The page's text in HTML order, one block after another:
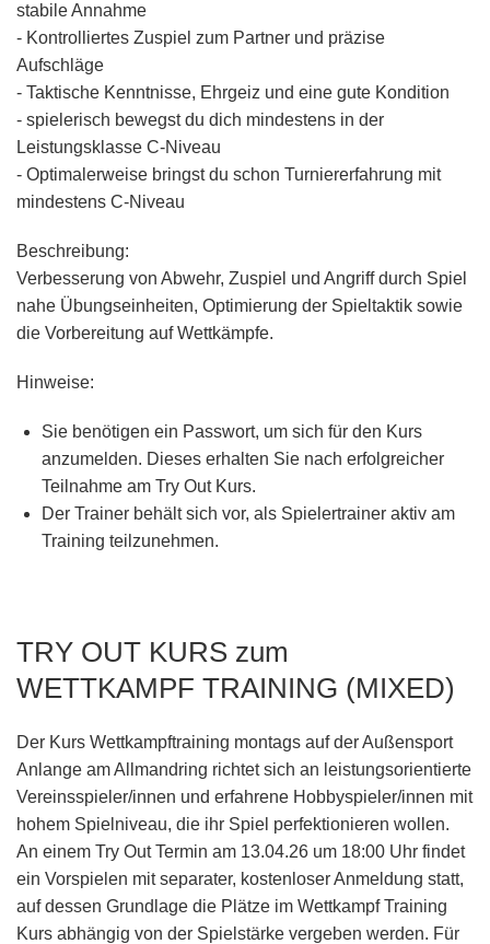
stabile Annahme
- Kontrolliertes Zuspiel zum Partner und präzise
Aufschläge
- Taktische Kenntnisse, Ehrgeiz und eine gute Kondition
- spielerisch bewegst du dich mindestens in der
Leistungsklasse C-Niveau
- Optimalerweise bringst du schon Turniererfahrung mit
mindestens C-Niveau
Beschreibung:
Verbesserung von Abwehr, Zuspiel und Angriff durch Spiel
nahe Übungseinheiten, Optimierung der Spieltaktik sowie
die Vorbereitung auf Wettkämpfe.
Hinweise:
Sie benötigen ein Passwort, um sich für den Kurs
anzumelden. Dieses erhalten Sie nach erfolgreicher
Teilnahme am Try Out Kurs.
Der Trainer behält sich vor, als Spielertrainer aktiv am
Training teilzunehmen.
TRY OUT KURS zum
WETTKAMPF TRAINING (MIXED)
Der Kurs Wettkampftraining montags auf der Außensport
Anlange am Allmandring richtet sich an leistungsorientierte
Vereinsspieler/innen und erfahrene Hobbyspieler/innen mit
hohem Spielniveau, die ihr Spiel perfektionieren wollen.
An einem Try Out Termin am 13.04.26 um 18:00 Uhr findet
ein Vorspielen mit separater, kostenloser Anmeldung statt,
auf dessen Grundlage die Plätze im Wettkampf Training
Kurs abhängig von der Spielstärke vergeben werden. Für